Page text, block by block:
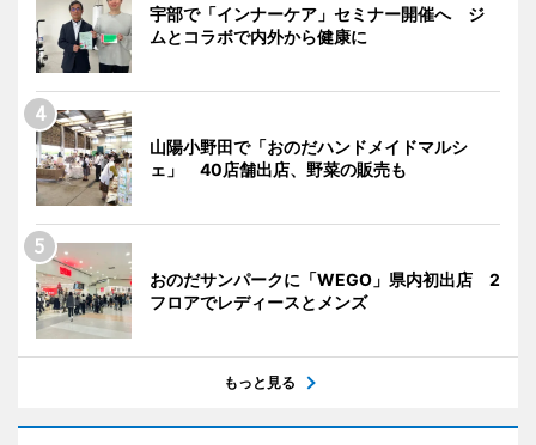
宇部で「インナーケア」セミナー開催へ ジ
ムとコラボで内外から健康に
山陽小野田で「おのだハンドメイドマルシ
ェ」 40店舗出店、野菜の販売も
おのだサンパークに「WEGO」県内初出店 2
フロアでレディースとメンズ
もっと見る